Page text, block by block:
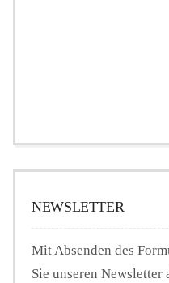
NEWSLETTER
Mit Absenden des
Sie unseren